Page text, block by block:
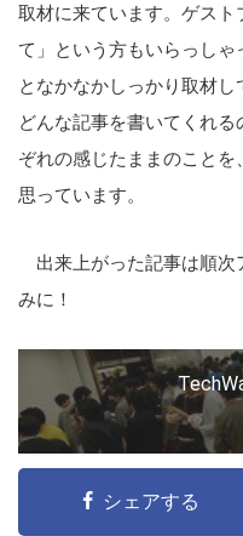
取材に来ています。ゲス
て」という方もいらっし
となかなかしっかり取材
どんな記事を書いてくれ
ぞれの感じたままのこと
思っています。
出来上がった記事は順次
みに！
シェアする